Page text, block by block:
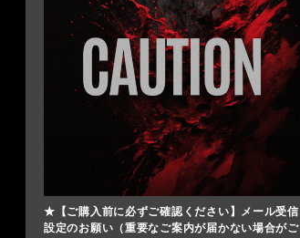
★【ご購入前に必ずご確認ください】メール受信
設定のお願い（重要なご案内が届かない場合がご